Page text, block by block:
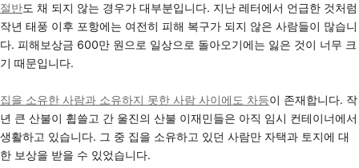
절반도 채 되지 않는 경우가 대부분입니다. 지난 레터에서 언급한 것처럼
작년 태풍 이후 포항에는 여전히 피해 복구가 되지 않은 사람들이 많습니
다. 피해보상금 600만 원으로 일상으로 돌아오기에는 잃은 것이 너무 크
기 때문입니다.
집을 소유한 사람과 소유하지 못한 사람 사이에도 차등이 존재합니다. 작
년 큰 산불이 휩쓸고 간 울진의 산불 이재민들은 아직 임시 컨테이너에서
생활하고 있습니다. 그 중 집을 소유하고 있던 사람만 자택과 토지에 대
한 보상을 받을 수 있었습니다.